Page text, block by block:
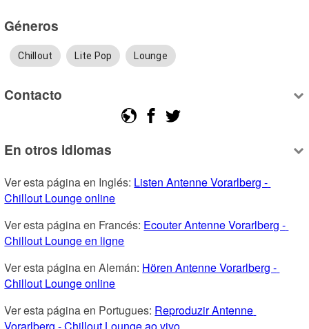
Géneros
Chillout Lite Pop Lounge
Contacto
En otros idiomas
Ver esta página en Inglés: Listen Antenne Vorarlberg -
Chillout Lounge online
Ver esta página en Francés: Ecouter Antenne Vorarlberg -
Chillout Lounge en ligne
Ver esta página en Alemán: Hören Antenne Vorarlberg -
Chillout Lounge online
Ver esta página en Portugues: Reproduzir Antenne
Vorarlberg - Chillout Lounge ao vivo